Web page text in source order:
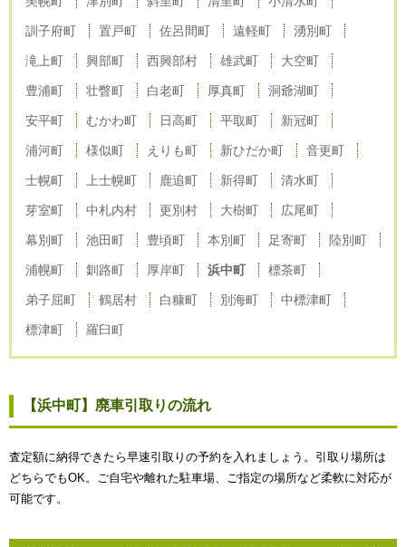
訓子府町 置戸町 佐呂間町 遠軽町 湧別町
滝上町 興部町 西興部村 雄武町 大空町
豊浦町 壮瞥町 白老町 厚真町 洞爺湖町
安平町 むかわ町 日高町 平取町 新冠町
浦河町 様似町 えりも町 新ひだか町 音更町
士幌町 上士幌町 鹿追町 新得町 清水町
芽室町 中札内村 更別村 大樹町 広尾町
幕別町 池田町 豊頃町 本別町 足寄町 陸別町
浦幌町 釧路町 厚岸町 浜中町 標茶町
弟子屈町 鶴居村 白糠町 別海町 中標津町
標津町 羅臼町
【浜中町】廃車引取りの流れ
査定額に納得できたら早速引取りの予約を入れましょう。引取り場所は
どちらでもOK。ご自宅や離れた駐車場、ご指定の場所など柔軟に対応が
可能です。